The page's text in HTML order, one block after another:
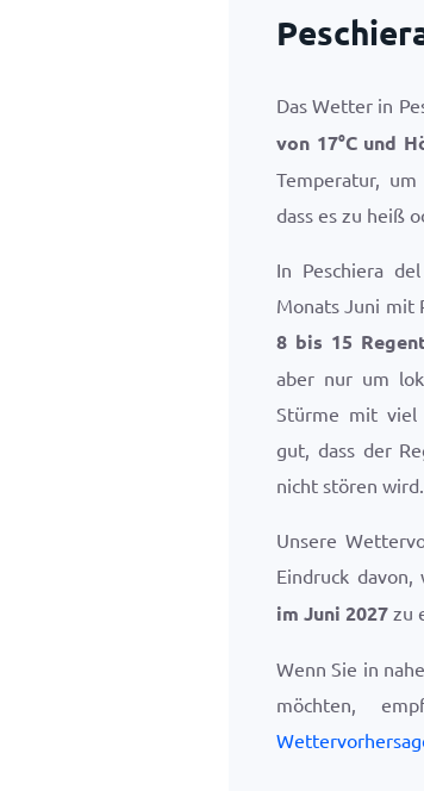
Das Wetter in
von 17°Cund
Temperatur,
dass es zu heiß
In Peschiera
Monats Juni mit
8 bis 15
aber nur um
Stürme mit viel
gut, dass der
nicht stören wird.
Unsere
Eindruck davon,
im Juni 2027 zu
Wenn Sie in
möchten,